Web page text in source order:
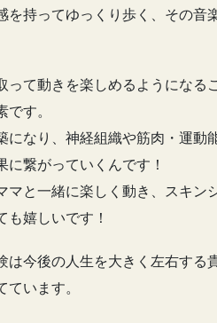
を持ってゆっくり歩く、その音
って動きを楽しめるようになる
す。
になり、神経組織や筋肉・運動
繋がっていくんです！
と一緒に楽しく動き、スキン
も嬉しいです！
今後の人生を大きく左右する
います。